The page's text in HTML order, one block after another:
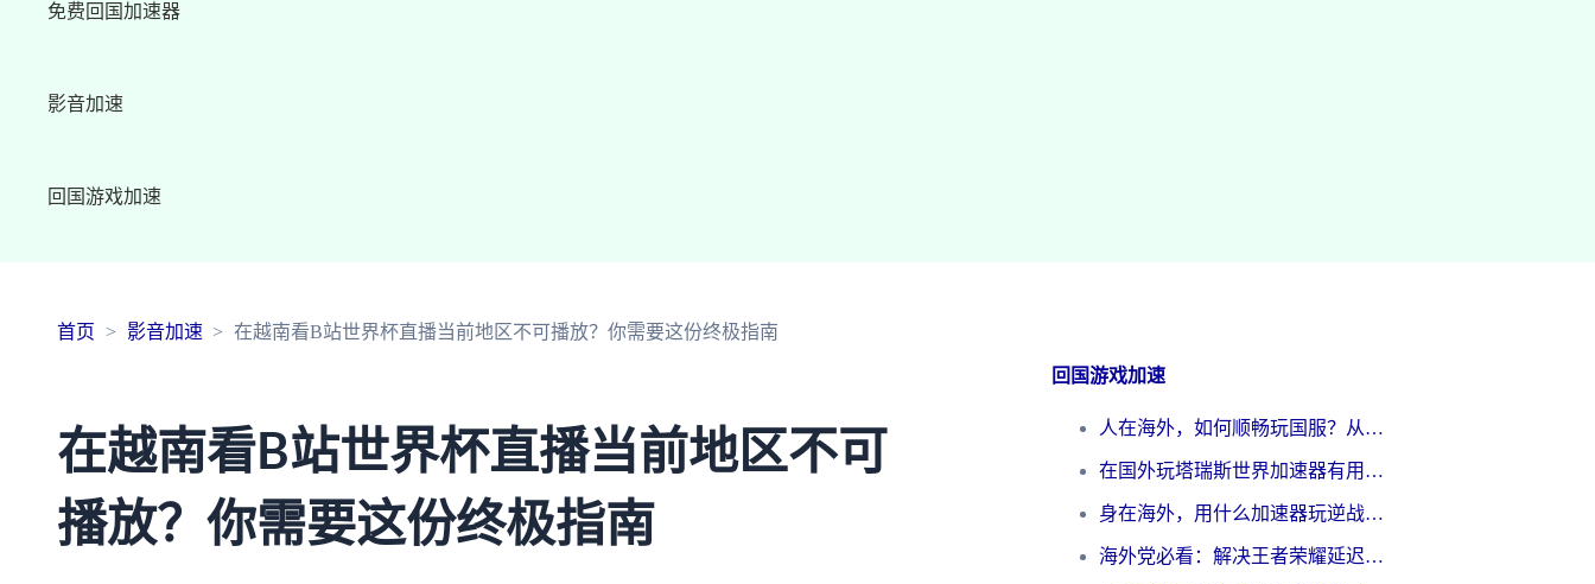
免费回国加速器
影音加速
回国游戏加速
首页 影音加速 在越南看B站世界杯直播当前地区不可播放？你需要这份终极指南
在越南看B站世界杯直播当前地区不可
播放？你需要这份终极指南
回国游戏加速
人在海外，如何顺畅玩国服？从《王者荣耀》到《云图计划》的加速器终极指南
在国外玩塔瑞斯世界加速器有用吗？海外玩家亲测后的真实答案
身在海外，用什么加速器玩逆战才能告别延迟？
海外党必看：解决王者荣耀延迟的加速器终极指南——从EVE到猫和老鼠，一个工具全搞定